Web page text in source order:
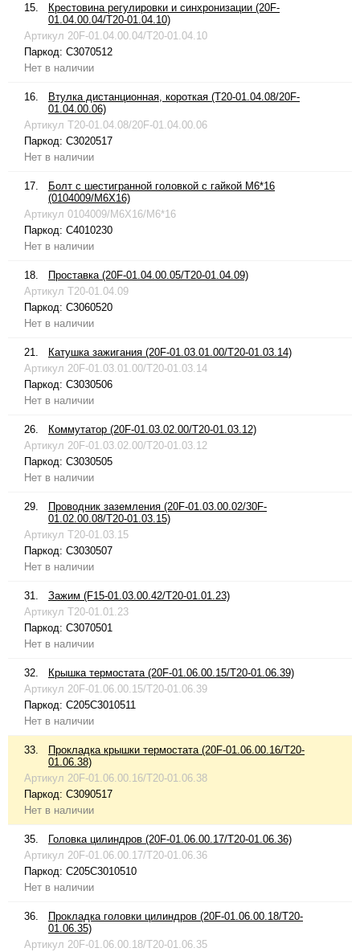
15.
Крестовина регулировки и синхронизации (20F-
01.04.00.04/T20-01.04.10)
Артикул 20F-01.04.00.04/T20-01.04.10
Паркод: C3070512
Нет в наличии
16.
Втулка дистанционная, короткая (T20-01.04.08/20F-
01.04.00.06)
Артикул T20-01.04.08/20F-01.04.00.06
Паркод: C3020517
Нет в наличии
17.
Болт с шестигранной головкой с гайкой M6*16
(0104009/M6X16)
Артикул 0104009/M6X16/M6*16
Паркод: C4010230
Нет в наличии
18.
Проставка (20F-01.04.00.05/T20-01.04.09)
Артикул T20-01.04.09
Паркод: C3060520
Нет в наличии
21.
Катушка зажигания (20F-01.03.01.00/T20-01.03.14)
Артикул 20F-01.03.01.00/T20-01.03.14
Паркод: C3030506
Нет в наличии
26.
Коммутатор (20F-01.03.02.00/T20-01.03.12)
Артикул 20F-01.03.02.00/T20-01.03.12
Паркод: C3030505
Нет в наличии
29.
Проводник заземления (20F-01.03.00.02/30F-
01.02.00.08/T20-01.03.15)
Артикул T20-01.03.15
Паркод: C3030507
Нет в наличии
31.
Зажим (F15-01.03.00.42/T20-01.01.23)
Артикул T20-01.01.23
Паркод: C3070501
Нет в наличии
32.
Крышка термостата (20F-01.06.00.15/T20-01.06.39)
Артикул 20F-01.06.00.15/T20-01.06.39
Паркод: C205C3010511
Нет в наличии
33.
Прокладка крышки термостата (20F-01.06.00.16/T20-
01.06.38)
Артикул 20F-01.06.00.16/T20-01.06.38
Паркод: C3090517
Нет в наличии
35.
Головка цилиндров (20F-01.06.00.17/T20-01.06.36)
Артикул 20F-01.06.00.17/T20-01.06.36
Паркод: C205C3010510
Нет в наличии
36.
Прокладка головки цилиндров (20F-01.06.00.18/T20-
01.06.35)
Артикул 20F-01.06.00.18/T20-01.06.35